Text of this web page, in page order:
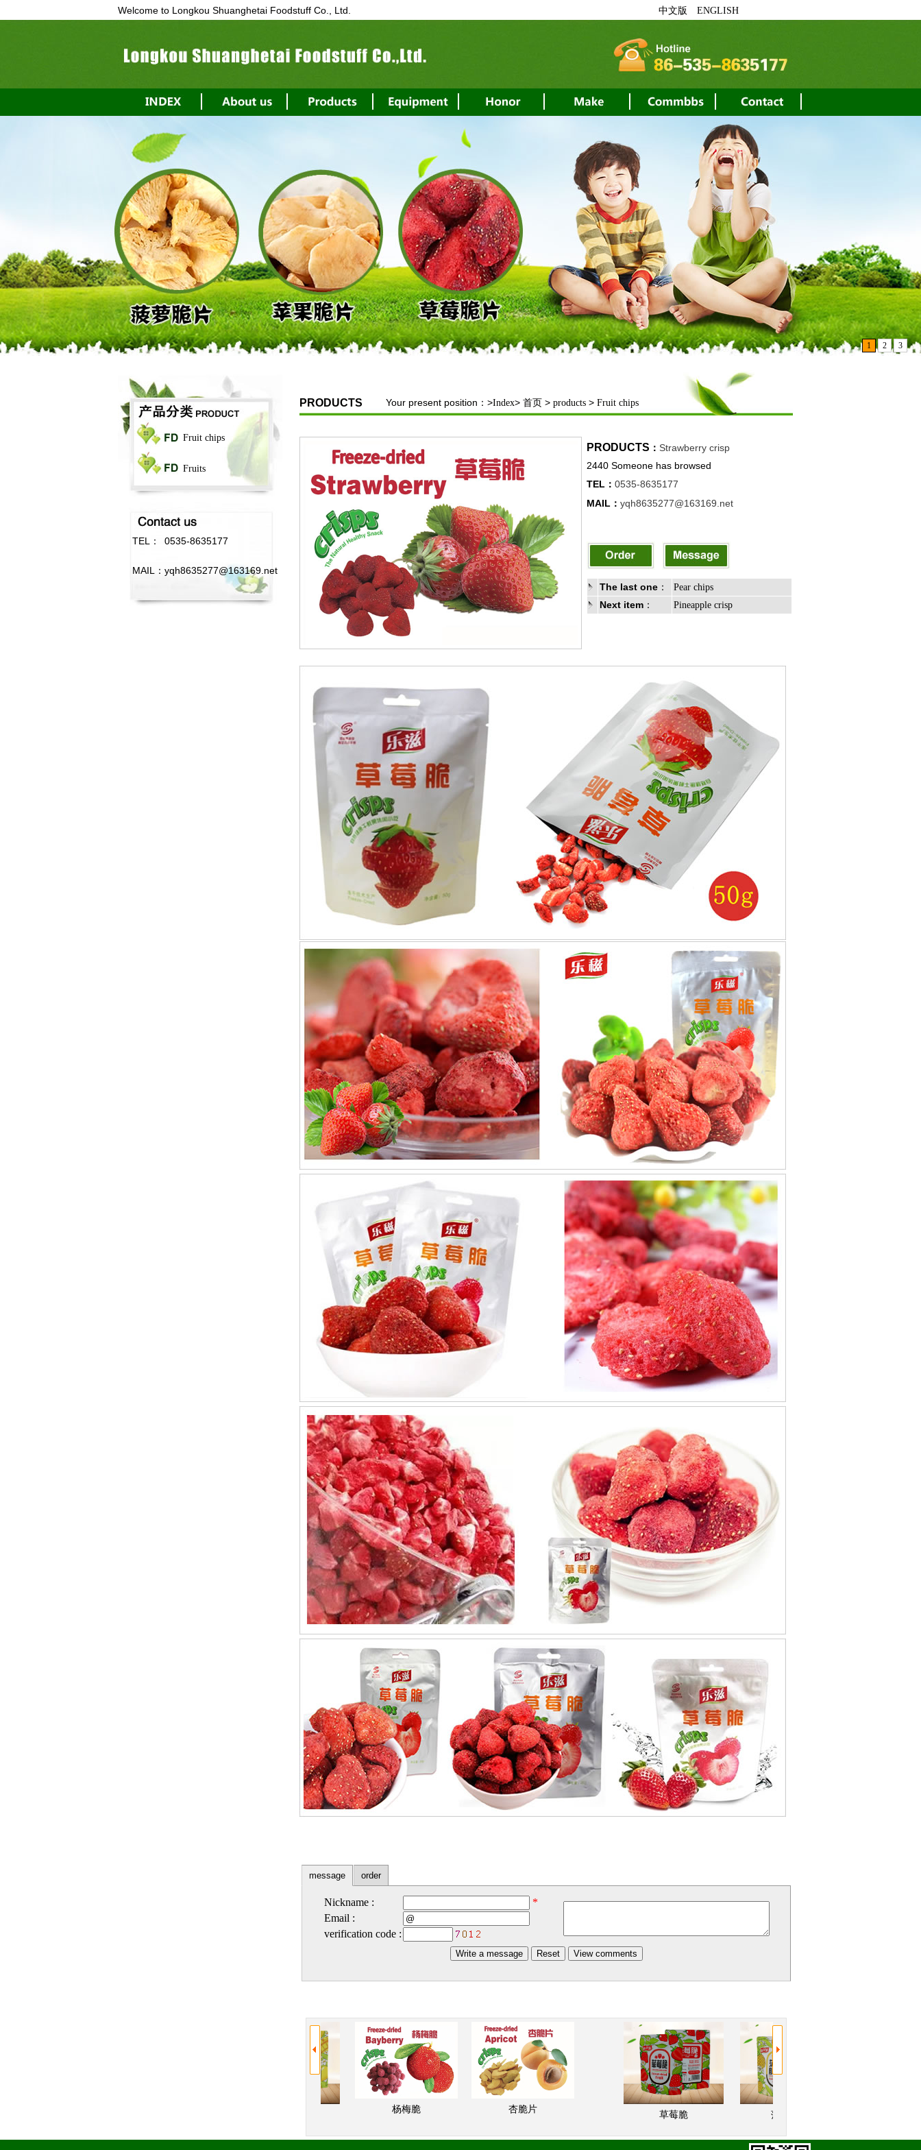
Welcome to Longkou Shuanghetai Foodstuff Co., Ltd. 中文版 ENGLISH
1 2 3
Fruit chips
Fruits
TEL： 0535-8635177
MAIL： yqh8635277@163169.net
PRODUCTS Your present position：>Index> 首页 > products > Fruit chips
PRODUCTS ： Strawberry crisp
2440 Someone has browsed
TEL： 0535-8635177
MAIL： yqh8635277@163169.net
The last one： Pear chips
Next item： Pineapple crisp
message order
杨梅脆 杏脆片 草莓脆 菠萝脆片